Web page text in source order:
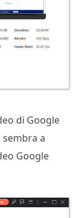
di Google
a
Google